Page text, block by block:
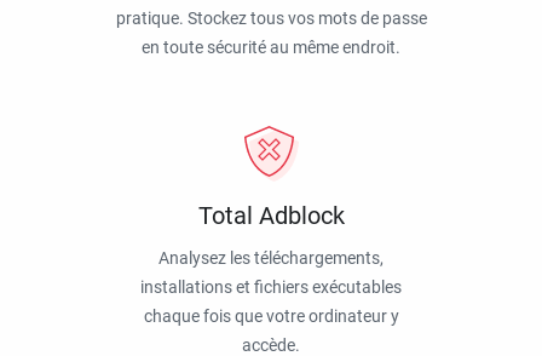
pratique. Stockez tous vos mots de passe
en toute sécurité au même endroit.
Total Adblock
Analysez les téléchargements,
installations et fichiers exécutables
chaque fois que votre ordinateur y
accède.